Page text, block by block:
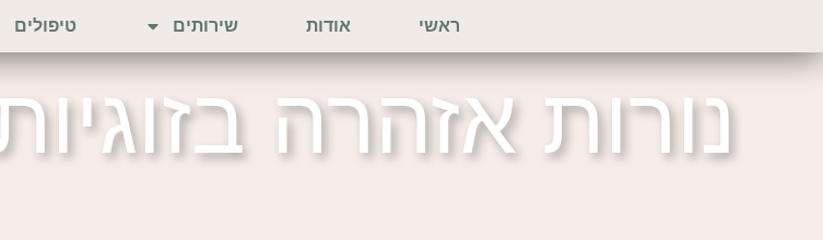
ראשי אודות שירותים טיפולים
נורות אזהרה